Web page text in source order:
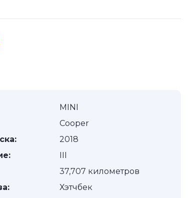
MINI
Cooper
2018
III
37,707 километров
Хэтчбек